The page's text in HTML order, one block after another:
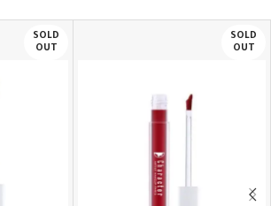
SOLD
OUT
SOLD
OUT